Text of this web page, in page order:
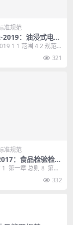
准规范
2019：油浸式电力
纹绝缘纸选用导则
1 1 范围 4 2 规范
3 术语和定...
321
准规范
：食品检验检测
)建设标准
1 第一章 总则 8 第二
项目构成 9 ...
332